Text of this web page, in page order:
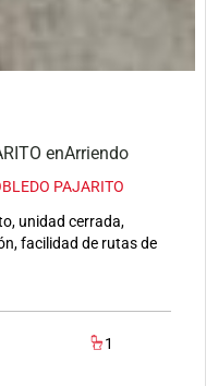
enArriendo
PAJARITO
unidad cerrada,
facilidad de rutas de
1